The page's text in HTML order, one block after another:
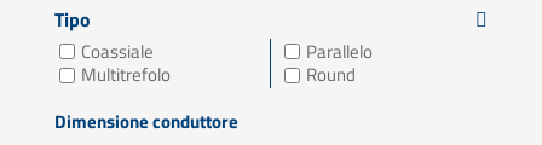
Tipo
Coassiale
Multitrefolo
Parallelo
Round
Dimensione conduttore